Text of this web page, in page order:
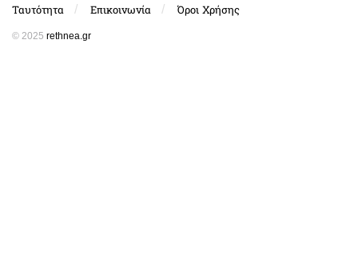
Ταυτότητα Επικοινωνία Όροι Χρήσης
© 2025 rethnea.gr